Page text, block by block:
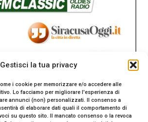
Gestisci la tua privacy
i cookie per memorizzare e/o accedere alle
Lo facciamo per migliorare l'esperienza di
annunci (non) personalizzati. Il consenso a
di elaborare dati quali il comportamento di
su questo sito. Il mancato consenso o la revoca